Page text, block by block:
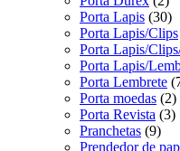
Porta Lapis (30)
Porta Lapis/Clips
Porta Lapis/
Porta Lapis/
Porta Lembrete
Porta moedas (2)
Porta Revista (3)
Pranchetas (9)
Prendedor de